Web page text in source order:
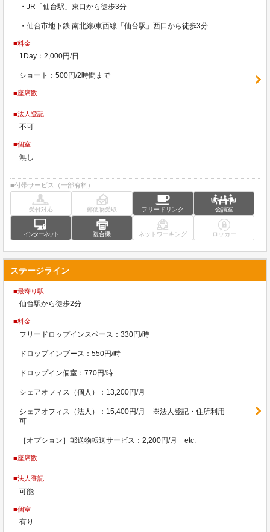
・JR「仙台駅」東口から徒歩3分
・仙台市地下鉄 南北線/東西線「仙台駅」西口から徒歩3分
■料金
1Day：2,000円/日
ショート：500円/2時間まで
■座席数
■法人登記
不可
■個室
無し
■付帯サービス（一部有料）
受付対応 郵便物受取 フリードリンク 会議室
インターネット 複合機 ネットワーキング ロッカー
ステージライン
■最寄り駅
仙台駅から徒歩2分
■料金
フリードロップインスペース：330円/時
ドロップインブース：550円/時
ドロップイン個室：770円/時
シェアオフィス（個人）：13,200円/月
シェアオフィス（法人）：15,400円/月 ※法人登記・住所利用
可
［オプション］郵送物転送サービス：2,200円/月 etc.
■座席数
■法人登記
可能
■個室
有り